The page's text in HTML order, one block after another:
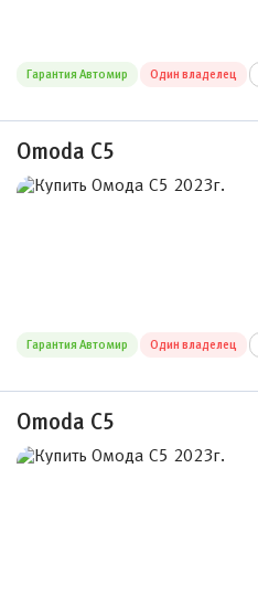
Гарантия Автомир Один владелец
Omoda C5
Гарантия Автомир Один владелец
Omoda C5